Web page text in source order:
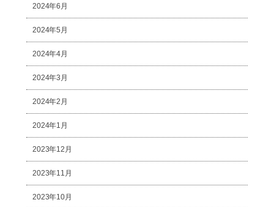
2024年6月
2024年5月
2024年4月
2024年3月
2024年2月
2024年1月
2023年12月
2023年11月
2023年10月